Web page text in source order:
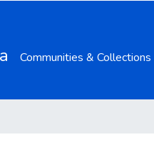
Communities & Collections